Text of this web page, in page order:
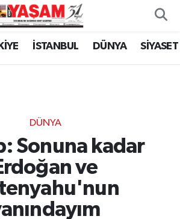
İSTANBUL DÜNYA SİYASET
DÜNYA
Sonuna kadar
ve